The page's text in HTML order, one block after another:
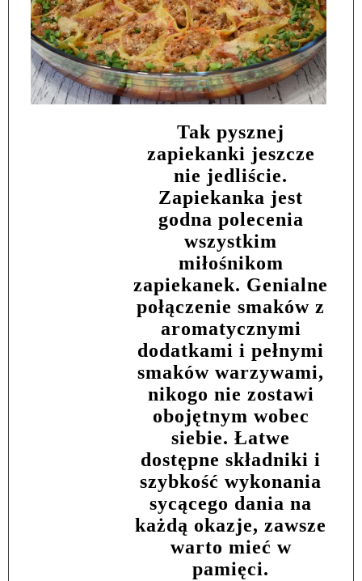
Tak pysznej
zapiekanki jeszcze
nie jedliście.
Zapiekanka jest
godna polecenia
wszystkim
miłośnikom
zapiekanek. Genialne
połączenie smaków z
aromatycznymi
dodatkami i pełnymi
smaków warzywami,
nikogo nie zostawi
obojętnym wobec
siebie. Łatwe
dostępne składniki i
szybkość wykonania
sycącego dania na
każdą okazje, zawsze
warto mieć w
pamięci.